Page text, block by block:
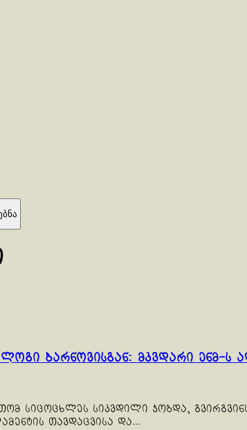
ბარნოვისგან: მკვდარი ენმ-ს
სიცოცხლეს სიკვდილი ჯობდა,
თავდაცვისა და...